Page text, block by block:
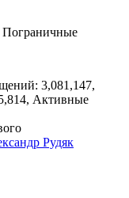
Пограничные
3,081,147,
Активные
Рудяк